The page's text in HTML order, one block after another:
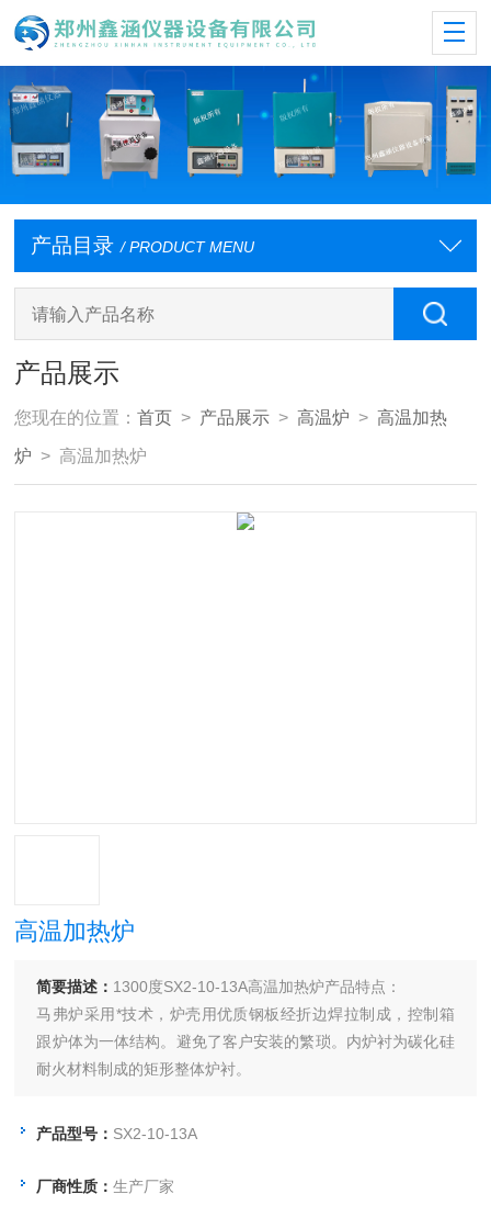
产品目录 / PRODUCT MENU
产品展示
您现在的位置：首页 > 产品展示 >高温炉 >高温加热
炉 > 高温加热炉
高温加热炉
简要描述： 1300度SX2-10-13A高温加热炉产品特点：
马弗炉采用*技术，炉壳用优质钢板经折边焊拉制成，控制箱
跟炉体为一体结构。避免了客户安装的繁琐。内炉衬为碳化硅
耐火材料制成的矩形整体炉衬。
产品型号： SX2-10-13A
厂商性质：生产厂家